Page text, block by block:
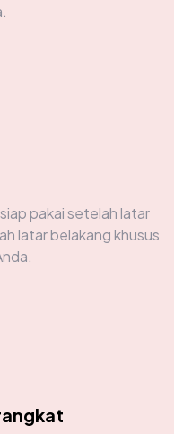
pakai setelah latar
latar belakang khusus